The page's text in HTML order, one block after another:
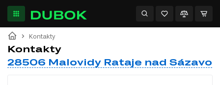
Kontakty
Kontakty
28506 Malovidy Rataje nad Sázavou